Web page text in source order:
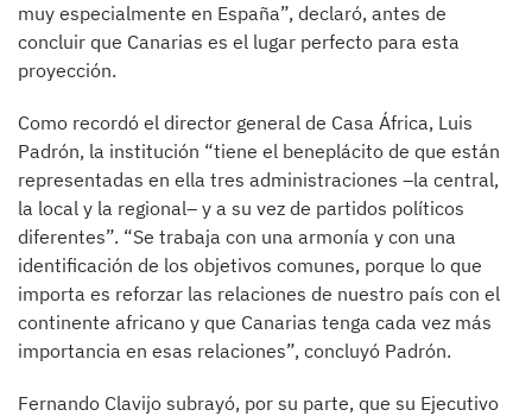
muy especialmente en España”, declaró, antes de
concluir que Canarias es el lugar perfecto para esta
proyección.
Como recordó el director general de Casa África, Luis
Padrón, la institución “tiene el beneplácito de que están
representadas en ella tres administraciones –la central,
la local y la regional– y a su vez de partidos políticos
diferentes”. “Se trabaja con una armonía y con una
identificación de los objetivos comunes, porque lo que
importa es reforzar las relaciones de nuestro país con el
continente africano y que Canarias tenga cada vez más
importancia en esas relaciones”, concluyó Padrón.
Fernando Clavijo subrayó, por su parte, que su Ejecutivo